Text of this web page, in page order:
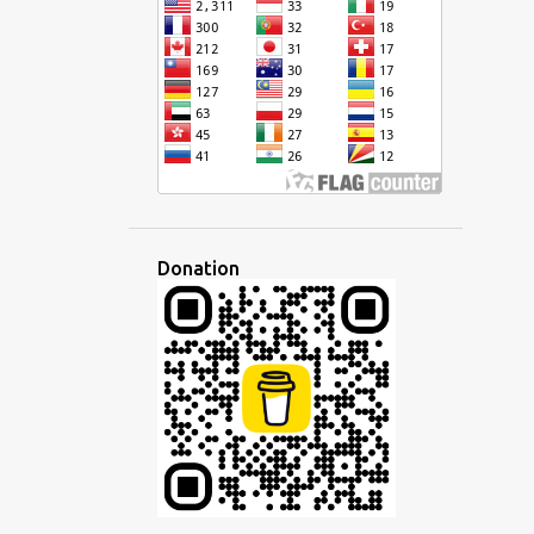
CURSIVE DÉFI DÉMOCRATIQUE
DÉVELOPPEMENT DISCOURS
DISCUSSION DISPARITÉ
ÉCHANGE ÉCOLE ÉCONOMIE
ÉCOUTER ÉCRIRE
EFFACEMENT CULTUREL
EMPLOI EN LIGNE ENSEIGNANT
ENSEIGNEMENT ENTREPRISE
ESPAGNOL ESPERANTISTO
ESPÉRANTO ESPRIT
ÉTAT D'ESPRIT ETHNIQUE
ÉTRANGER ÉTRANGERS ÉTUDE
Donation